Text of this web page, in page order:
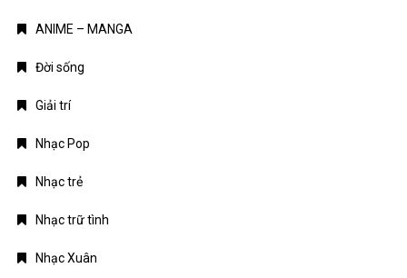
Nhạc Pop
Nhạc trữ tình
Nhạc Xuân
Truyện Ngôn Tình
Uncategorized